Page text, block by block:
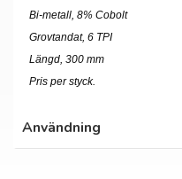
Bi-metall, 8% Cobolt
Grovtandat, 6 TPI
Längd, 300 mm
Pris per styck.
Användning